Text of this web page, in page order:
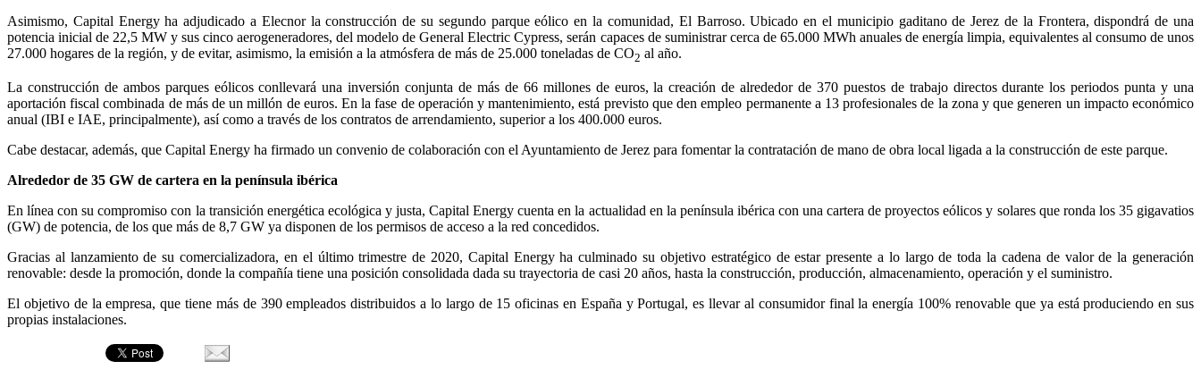
Asimismo, Capital Energy ha adjudicado a Elecnor la construcción de su segundo parque eólico en la comunidad, El Barroso. Ubicado en el municipio gaditano de Jerez de la Frontera, dispondrá de una
potencia inicial de 22,5 MW y sus cinco aerogeneradores, del modelo de General Electric Cypress, serán capaces de suministrar cerca de 65.000 MWh anuales de energía limpia, equivalentes al consumo de unos
27.000 hogares de la región, y de evitar, asimismo, la emisión a la atmósfera de más de 25.000 toneladas de CO2 al año.
La construcción de ambos parques eólicos conllevará una inversión conjunta de más de 66 millones de euros, la creación de alrededor de 370 puestos de trabajo directos durante los periodos punta y una
aportación fiscal combinada de más de un millón de euros. En la fase de operación y mantenimiento, está previsto que den empleo permanente a 13 profesionales de la zona y que generen un impacto económico
anual (IBI e IAE, principalmente), así como a través de los contratos de arrendamiento, superior a los 400.000 euros.
Cabe destacar, además, que Capital Energy ha firmado un convenio de colaboración con el Ayuntamiento de Jerez para fomentar la contratación de mano de obra local ligada a la construcción de este parque.
Alrededor de 35 GW de cartera en la península ibérica
En línea con su compromiso con la transición energética ecológica y justa, Capital Energy cuenta en la actualidad en la península ibérica con una cartera de proyectos eólicos y solares que ronda los 35 gigavatios
(GW) de potencia, de los que más de 8,7 GW ya disponen de los permisos de acceso a la red concedidos.
Gracias al lanzamiento de su comercializadora, en el último trimestre de 2020, Capital Energy ha culminado su objetivo estratégico de estar presente a lo largo de toda la cadena de valor de la generación
renovable: desde la promoción, donde la compañía tiene una posición consolidada dada su trayectoria de casi 20 años, hasta la construcción, producción, almacenamiento, operación y el suministro.
El objetivo de la empresa, que tiene más de 390 empleados distribuidos a lo largo de 15 oficinas en España y Portugal, es llevar al consumidor final la energía 100% renovable que ya está produciendo en sus
propias instalaciones.